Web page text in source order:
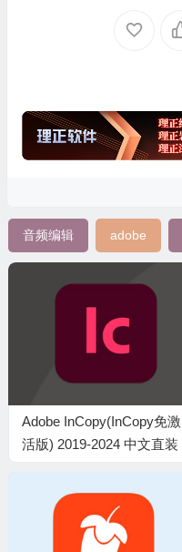
音频编辑 adobe
Adobe InCopy(InCopy免激
活版) 2019-2024 中文直装